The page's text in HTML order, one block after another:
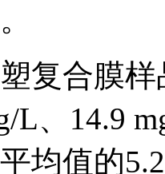
复合膜
L、14.9
均值的